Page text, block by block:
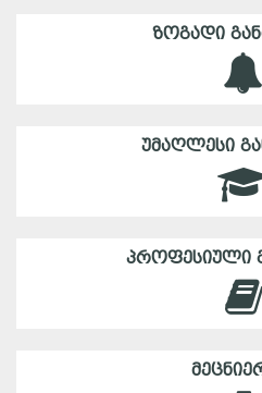
ᲖᲝᲒᲐᲓᲘ
ᲣᲛᲐᲦᲚᲔᲡᲘ
ᲞᲠᲝᲤᲔᲡᲘᲣᲚᲘ